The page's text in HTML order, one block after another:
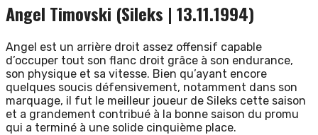
Angel Timovski (Sileks | 13.11.1994)
Angel est un arrière droit assez offensif capable
d’occuper tout son flanc droit grâce à son endurance,
son physique et sa vitesse. Bien qu’ayant encore
quelques soucis défensivement, notamment dans son
marquage, il fut le meilleur joueur de Sileks cette saison
et a grandement contribué à la bonne saison du promu
qui a terminé à une solide cinquième place.